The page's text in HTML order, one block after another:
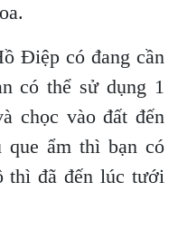
Điệp có đang cần
có thể sử dụng 1
chọc vào đất đến
ẩm thì bạn có
thì đã đến lúc tưới